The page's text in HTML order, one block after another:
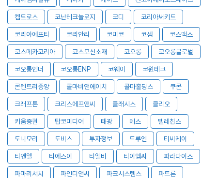
켐트로스 코난테크놀로지 코디 코리아써키트
코리아에프티 코리안리 코미코 코셈 코스맥스
코스메카코리아 코스모신소재 코오롱 코오롱글로벌
코오롱인더 코오롱ENP 코웨이 코윈테크
콘텐트리중앙 콜마비앤에이치 콜마홀딩스 쿠콘
크래프톤 크리스에프앤씨 클래시스 클리오
키움증권 탑코미디어 태광 테스 텔레칩스
토니모리 토비스 투자정보 트루엔 티씨케이
티앤엘 티에스이 티엘비 티이엠씨 파라다이스
파마리서치 파인디앤씨 파크시스템스 파트론